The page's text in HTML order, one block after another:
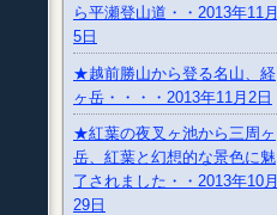
ら平瀬登山道・・2013年11月
5日
★越前勝山から登る名山、経
ヶ岳・・・・2013年11月2日
★紅葉の夜叉ヶ池から三周ヶ
岳、紅葉と幻想的な景色に魅
了されました・・2013年10月
29日